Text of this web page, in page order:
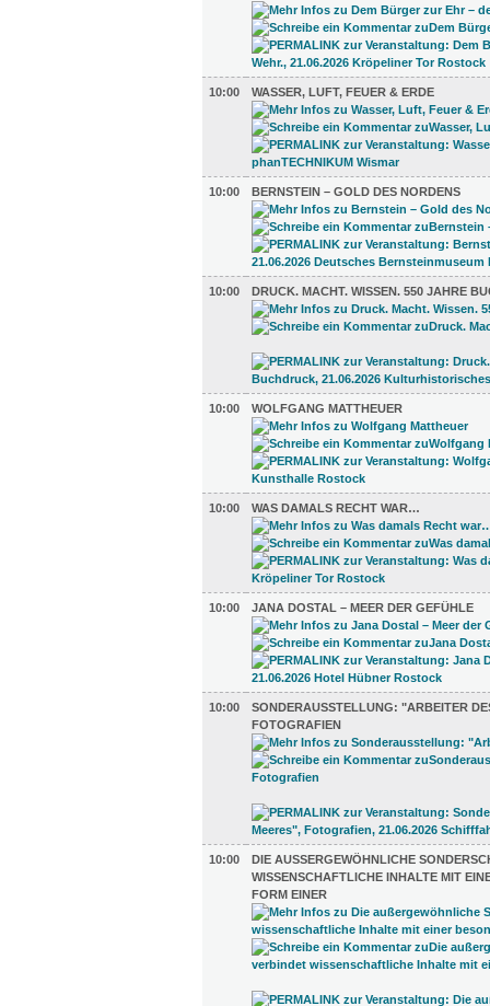
10:00 WASSER, LUFT, FEUER & ERDE
10:00 BERNSTEIN – GOLD DES NORDENS
10:00 DRUCK. MACHT. WISSEN. 550 JAHRE
10:00 WOLFGANG MATTHEUER
10:00 WAS DAMALS RECHT WAR…
10:00 JANA DOSTAL – MEER DER GEFÜHLE
10:00
SONDERAUSSTELLUNG: "ARBEITER
FOTOGRAFIEN
10:00
DIE AUSSERGEWÖHNLICHE
ISSENSCHAFTLICHE INHALTE MIT
ORM EINER